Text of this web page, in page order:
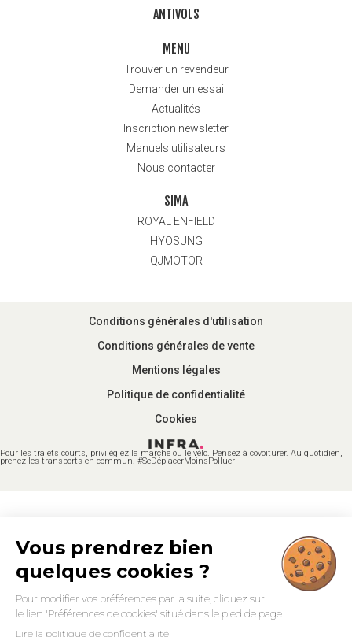
ANTIVOLS
MENU
Trouver un revendeur
Demander un essai
Actualités
Inscription newsletter
Manuels utilisateurs
Nous contacter
SIMA
ROYAL ENFIELD
HYOSUNG
QJMOTOR
Conditions générales d'utilisation
Conditions générales de vente
Mentions légales
Politique de confidentialité
Cookies
Pour les trajets courts, privilégiez la marche ou le vélo. Pensez à covoiturer. Au quotidien,
prenez les transports en commun. #SeDéplacerMoinsPolluer
Vous prendrez bien
quelques cookies ?
Pour modifier vos préférences par la suite, cliquez sur
le lien 'Préférences de cookies' situé dans le pied de page.
Lire la politique de confidentialité